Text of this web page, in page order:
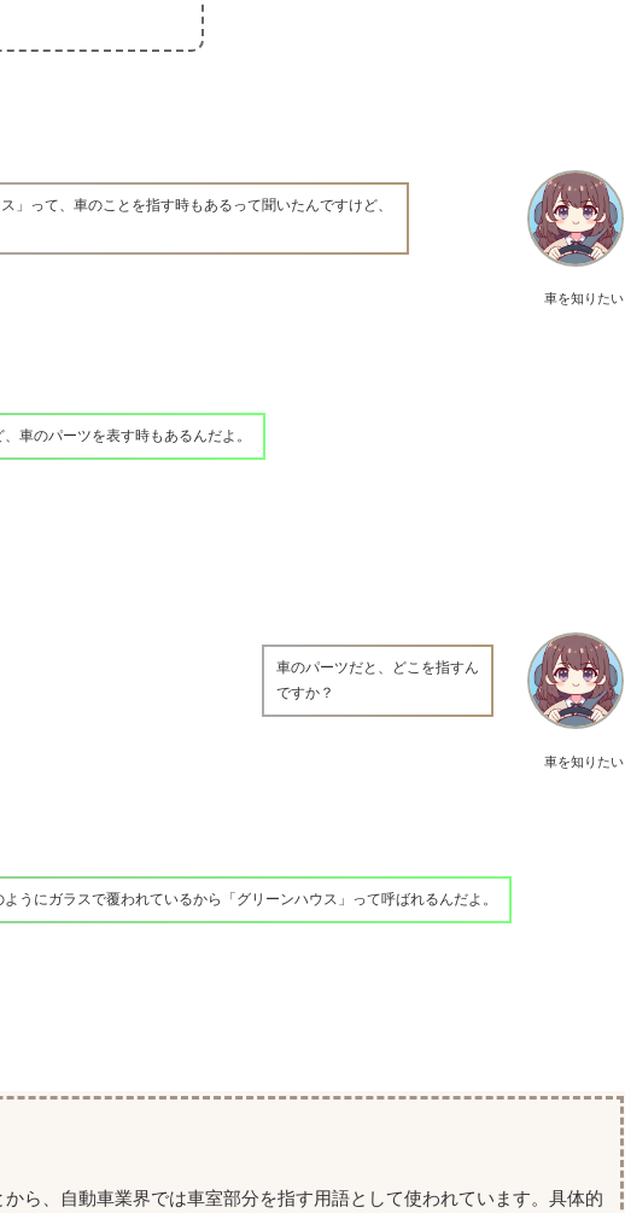
車を知りたい
」って、車のことを指す時もあるって聞いたんですけど、
車のパーツを表す時もあるんだよ。
車を知りたい
車のパーツだと、どこを指すん
ですか？
うにガラスで覆われているから「グリーンハウス」って呼ばれるんだよ。
ら、自動車業界では車室部分を指す用語として使われています。具体的